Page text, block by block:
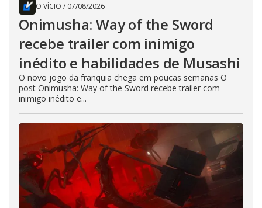
O VÍCIO / 07/08/2026
Onimusha: Way of the Sword
recebe trailer com inimigo
inédito e habilidades de Musashi
O novo jogo da franquia chega em poucas semanas O
post Onimusha: Way of the Sword recebe trailer com
inimigo inédito e...